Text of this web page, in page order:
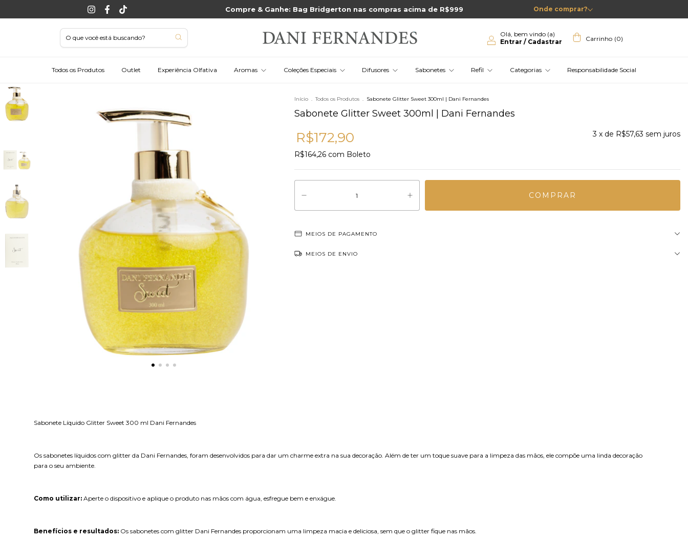
Compre & Ganhe: Bag Bridgerton nas compras acima de R$999 Onde comprar?
Olá, bem vindo (a)
Entrar / Cadastrar
Carrinho (0)
Todos os Produtos Outlet Experiência Olfativa Aromas Coleções Especiais Difusores Sabonetes Refil Categorias Responsabilidade Social
Início . Todos os Produtos . Sabonete Glitter Sweet 300ml | Dani Fernandes
Sabonete Glitter Sweet 300ml | Dani Fernandes
R$172,90
R$164,26 com Boleto
3 x de R$57,63 sem juros
MEIOS DE PAGAMENTO
MEIOS DE ENVIO
Sabonete Líquido Glitter Sweet 300 ml Dani Fernandes
Os sabonetes líquidos com glitter da Dani Fernandes, foram desenvolvidos para dar um charme extra na sua decoração. Além de ter um toque suave para a limpeza das mãos, ele compõe uma linda decoração
para o seu ambiente.
Como utilizar: Aperte o dispositivo e aplique o produto nas mãos com água, esfregue bem e enxágue.
Benefícios e resultados: Os sabonetes com glitter Dani Fernandes proporcionam uma limpeza macia e deliciosa, sem que o glitter fique nas mãos.